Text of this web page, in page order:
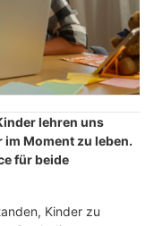
lehren uns
Moment zu leben.
für beide
Kinder zu